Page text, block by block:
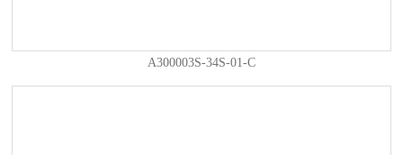
A300003S-34S-01-C